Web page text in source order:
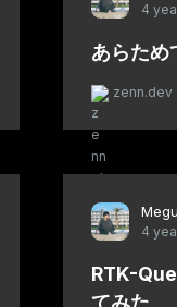
4
あらため
zenn.dev
4
RTK-
てみた